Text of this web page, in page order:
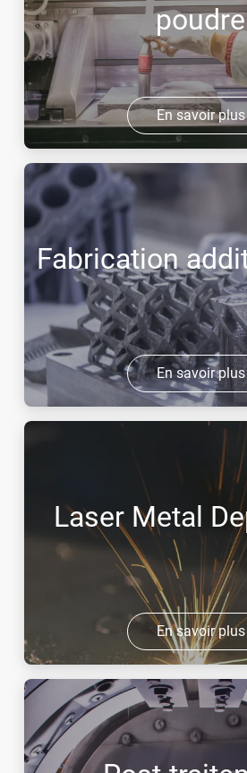
poudre
En savoir plus
Fabrication
En savoir plus
Laser Metal
En savoir plus